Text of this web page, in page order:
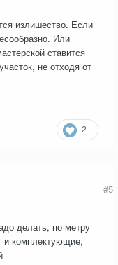
излишество. Если
Или
ставится
не отходя от
2
#5
делать, по метру
и комплектующие,